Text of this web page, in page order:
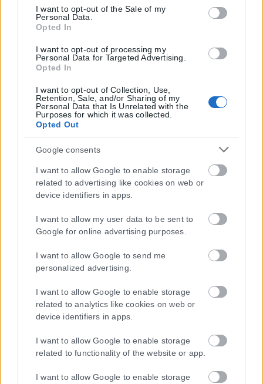
Google consent section.
I want to opt-out of the Sale of my
Personal Data.
Opted In
I want to opt-out of processing my
Personal Data for Targeted Advertising.
Opted In
I want to opt-out of Collection, Use,
Retention, Sale, and/or Sharing of my
Personal Data that Is Unrelated with the
Purposes for which it was collected.
Opted Out
Google consents
I want to allow Google to enable storage
related to advertising like cookies on web or
device identifiers in apps.
I want to allow my user data to be sent to
Google for online advertising purposes.
I want to allow Google to send me
personalized advertising.
I want to allow Google to enable storage
related to analytics like cookies on web or
device identifiers in apps.
I want to allow Google to enable storage
related to functionality of the website or app.
I want to allow Google to enable storage
Σχετικά Άρθρα
Από σήμερα μόνο με νέου τύπου ταυτότητα
Από σήμερα, 3 Αυγούστου, οι παλαιού τύπου «μπλε» αστυνομικές
ταυτότητες παύουν να ισχύουν ως ταξιδιωτικά έγγραφα για το
εξωτερικό, με...
ΑΝΑΡΤΉΘΗΚΕ ΑΠΌ
Υπουργείο Κλιματικής Κρίσης: Ενέργειες για
την κρατική αρωγή προς τους
πυρόπληκτους
Σε εξέλιξη βρίσκονται οι διαδικασίες κρατικής αρωγής για τις περιοχές
που επλήγησαν από τις πρόσφατες πυρκαγιές, με τις αρμόδιες
ΑΝΑΡΤΉΘΗΚΕ ΑΠΌ KARFITSANEWS 02/08/2026